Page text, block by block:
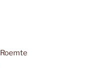
Roemte